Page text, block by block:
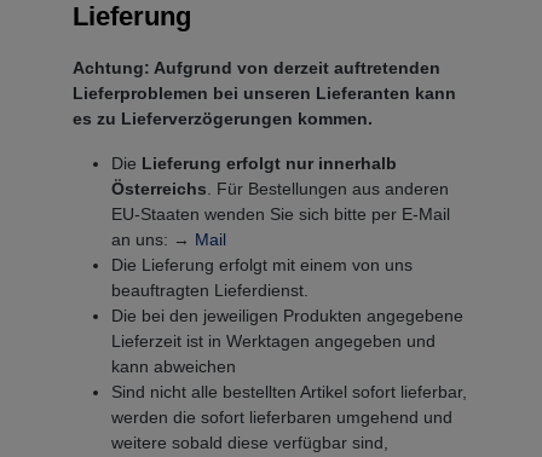
Lieferung
Achtung: Aufgrund von derzeit auftretenden
Lieferproblemen bei unseren Lieferanten kann
es zu Lieferverzögerungen kommen.
Die Lieferung erfolgt nur innerhalb
Österreichs. Für Bestellungen aus anderen
EU-Staaten wenden Sie sich bitte per E-Mail
an uns: → Mail
Die Lieferung erfolgt mit einem von uns
beauftragten Lieferdienst.
Die bei den jeweiligen Produkten angegebene
Lieferzeit ist in Werktagen angegeben und
kann abweichen
Sind nicht alle bestellten Artikel sofort lieferbar,
werden die sofort lieferbaren umgehend und
weitere sobald diese verfügbar sind,